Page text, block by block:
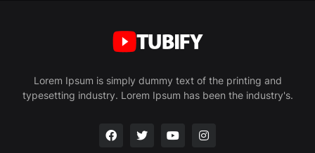
Lorem Ipsum is simply dummy text of the printing and
typesetting industry. Lorem Ipsum has been the industry's.